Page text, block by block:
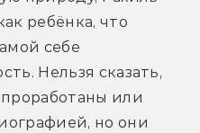
ребёнка, что
себе
Нельзя сказать,
или
но они